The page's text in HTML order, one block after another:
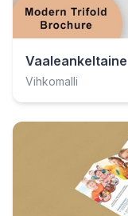
Vihkomalli